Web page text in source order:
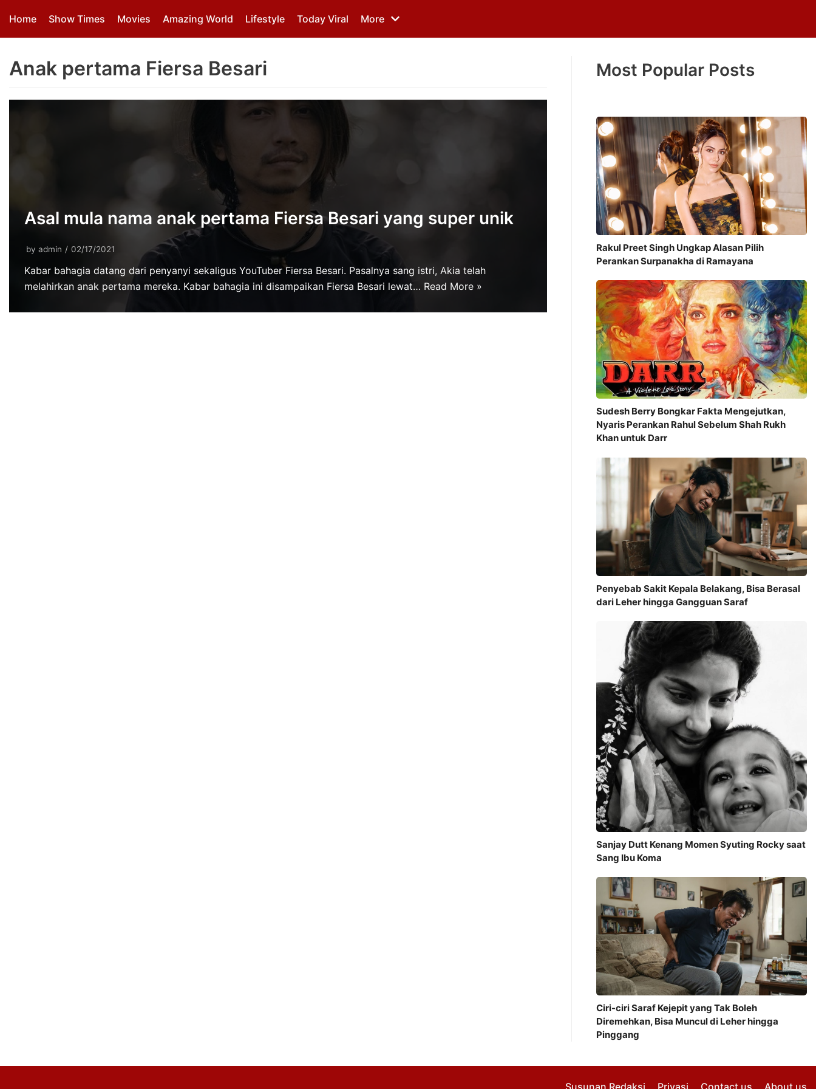
Skip
Home Show Times Movies Amazing World Lifestyle Today Viral More
Anak pertama Fiersa Besari
Asal mula nama anak pertama Fiersa Besari yang super unik
by admin 02/17/2021
Kabar bahagia datang dari penyanyi sekaligus YouTuber Fiersa Besari. Pasalnya sang istri, Akia telah
melahirkan anak pertama mereka. Kabar bahagia ini disampaikan Fiersa Besari lewat… Read More »
Most Popular Posts
Rakul Preet Singh Ungkap Alasan Pilih
Perankan Surpanakha di Ramayana
Sudesh Berry Bongkar Fakta Mengejutkan,
Nyaris Perankan Rahul Sebelum Shah Rukh
Khan untuk Darr
Penyebab Sakit Kepala Belakang, Bisa Berasal
dari Leher hingga Gangguan Saraf
Sanjay Dutt Kenang Momen Syuting Rocky saat
Sang Ibu Koma
Ciri-ciri Saraf Kejepit yang Tak Boleh
Diremehkan, Bisa Muncul di Leher hingga
Pinggang
Susunan Redaksi Privasi Contact us About us